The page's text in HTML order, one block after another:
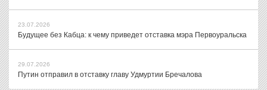
23.07.2026
Будущее без Кабца: к чему приведет отставка мэра Первоуральска
29.07.2026
Путин отправил в отставку главу Удмуртии Бречалова